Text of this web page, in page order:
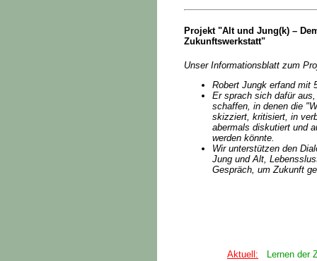
Projekt "Alt und Jung(k) –
Zukunftswerkstatt"
Unser Informationsblatt zum
Robert Jungk erfand mit
Er sprach sich dafür
schaffen, in denen die
skizziert, kritisiert, in
abermals diskutiert und
werden könnte.
Wir unterstützen den
Jung und Alt,
Gespräch, um Zukunft
Aktuell: Lernen der